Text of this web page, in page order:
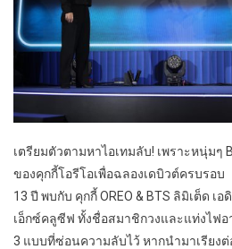
เตรียมตัวตามหาไอเทมลับ! เพราะหนุ่มๆ
ของคุกกี้โอรีโอเพื่อฉลองเดบิวต์ครบรอบ
13 ปี พบกับ คุกกี้ OREO & BTS ลิมิเต็ด
เอ็กซ์คลูซีฟ ทั้งชื่อสมาชิกวงและแท่งไฟ
3 แบบที่ซ่อนความลับไว้ หากนำมาเรียง